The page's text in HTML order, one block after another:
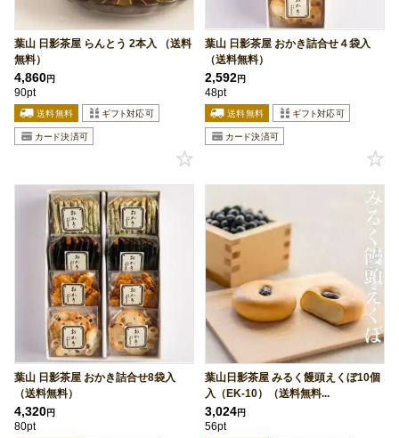
葉山 日影茶屋 らんとう 2本入 （送料
無料）
4,860円
90pt
葉山 日影茶屋 おかき詰合せ４袋入
（送料無料）
2,592円
48pt
葉山 日影茶屋 おかき詰合せ8袋入
（送料無料）
4,320円
80pt
葉山日影茶屋 みるく饅頭えくぼ10個
入（EK-10）（送料無料...
3,024円
56pt